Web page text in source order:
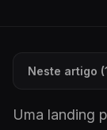
Neste artigo
Uma landing